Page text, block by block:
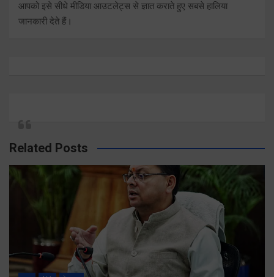
आपको इसे सीधे मीडिया आउटलेट्स से ज्ञात कराते हुए सबसे हालिया
जानकारी देते हैं।
Related Posts